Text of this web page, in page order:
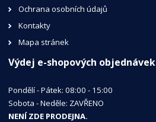
Ochrana osobních údajů
Kontakty
Mapa stránek
Výdej e-shopových objednávek
Pondělí - Pátek: 08:00 - 15:00
Sobota - Neděle: ZAVŘENO
NENÍ ZDE PRODEJNA.